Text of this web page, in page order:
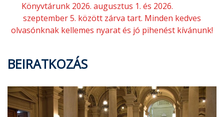
Könyvtárunk 2026. augusztus 1. és 2026.
szeptember 5. között zárva tart. Minden kedves
olvasónknak kellemes nyarat és jó pihenést kívánunk!
BEIRATKOZÁS